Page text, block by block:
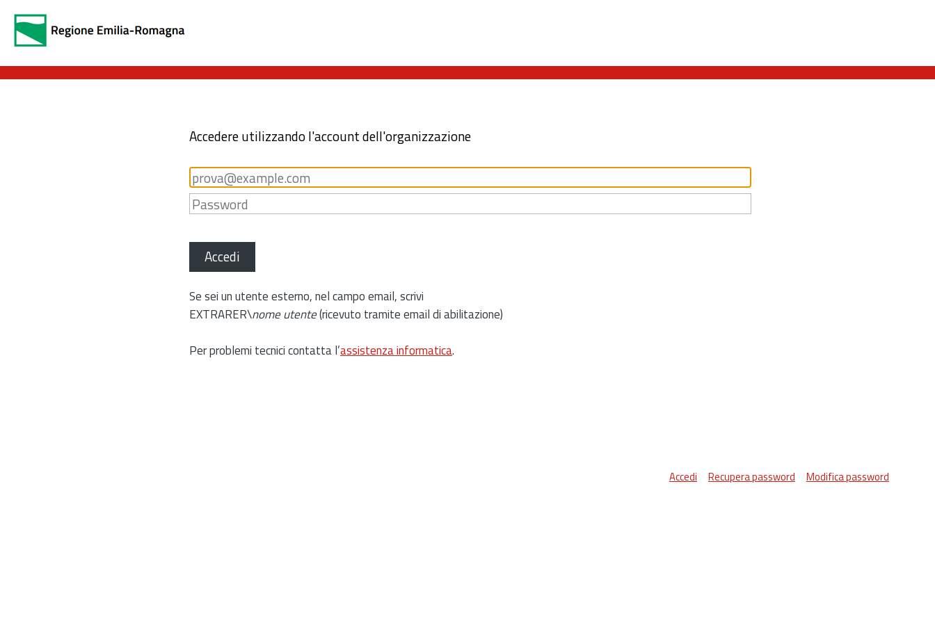
Accedere utilizzando l'account dell'organizzazione
Accedi
Se sei un utente esterno, nel campo email, scrivi
EXTRARER\nome utente(ricevuto tramite email di abilitazione)
Per problemi tecnici contatta l’assistenza informatica.
Accedi Recupera password Modifica password